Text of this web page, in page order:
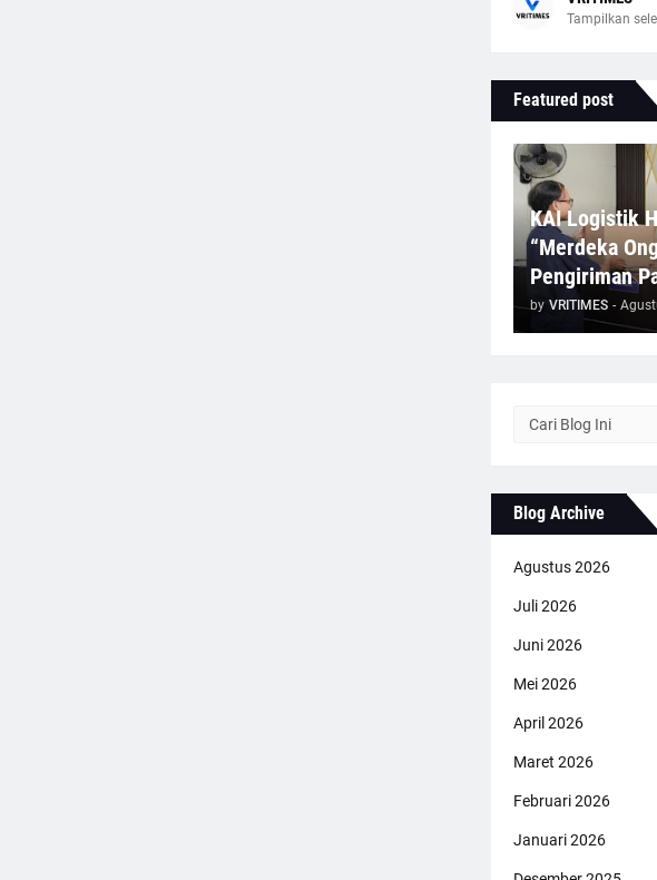
Tampilkan
Featured post
KAI Logistik
“Merdeka
Pengiriman
by VRITIMES -
Blog Archive
Agustus 2026
Juli 2026
Juni 2026
Mei 2026
April 2026
Maret 2026
Februari 2026
Januari 2026